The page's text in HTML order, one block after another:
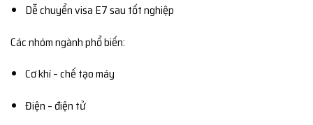
Dễ chuyển visa E7 sau tốt nghiệp
Các nhóm ngành phổ biến:
Cơ khí – chế tạo máy
Điện – điện tử